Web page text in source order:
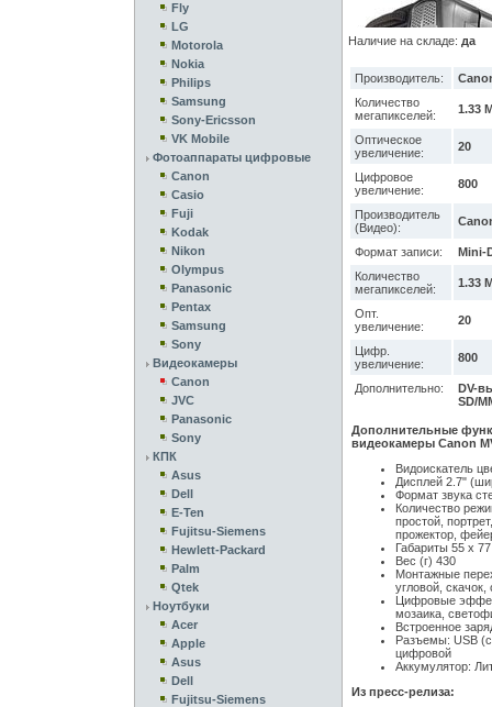
Fly
LG
Motorola
Nokia
Philips
Samsung
Sony-Ericsson
VK Mobile
Фотоаппараты цифровые
Canon
Casio
Fuji
Kodak
Nikon
Olympus
Panasonic
Pentax
Samsung
Sony
Видеокамеры
Canon
JVC
Panasonic
Sony
КПК
Asus
Dell
E-Ten
Fujitsu-Siemens
Hewlett-Packard
Palm
Qtek
Ноутбуки
Acer
Apple
Asus
Dell
Fujitsu-Siemens
Наличие на складе: да
Производитель:
Количество
мегапикселей:
1.33
Оптическое
увеличение:
20
Цифровое
увеличение:
800
Производитель
(Видео):
Формат записи:
Mini-
Количество
мегапикселей:
1.33
Опт.
увеличение:
20
Цифр.
увеличение:
800
Дополнительно:
DV-
SD/
Дополнительные
видеокамеры Canon
Видоискатель
Дисплей 2.7"
Формат звука
Количество
простой,
прожектор,
Габариты 55 x
Вес (г) 430
Монтажные
угловой, скачок,
Цифровые
мозаика,
Встроенное
Разъемы: USB
цифровой
Аккумулятор:
Из пресс-релиза: